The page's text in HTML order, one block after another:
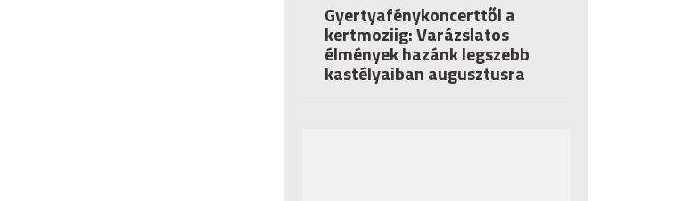
Gyertyafénykoncerttől a
kertmoziig: Varázslatos
élmények hazánk legszebb
kastélyaiban augusztusra